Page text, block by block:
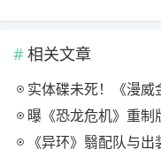
相关文章
实体碟未死！《漫
曝《恐龙危机》重
《异环》翳配队与